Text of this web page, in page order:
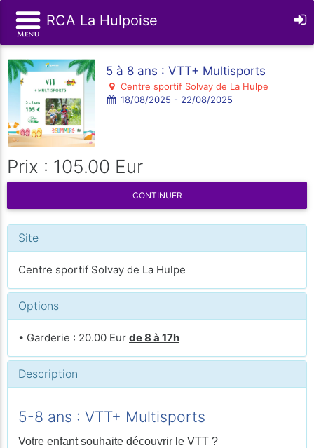
RCA La Hulpoise
5 à 8 ans : VTT+ Multisports
Centre sportif Solvay de La Hulpe
18/08/2025 - 22/08/2025
Prix : 105.00 Eur
CONTINUER
Site
Centre sportif Solvay de La Hulpe
Options
• Garderie : 20.00 Eur de 8 à 17h
Description
5-8 ans : VTT+ Multisports
Votre enfant souhaite découvrir le VTT ?